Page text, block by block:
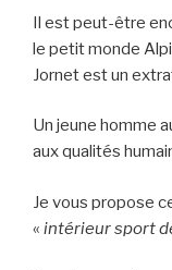
Il est peut-être
le petit monde
Jornet est un
Un jeune homme
aux qualités
Je vous propose
« intérieur sport